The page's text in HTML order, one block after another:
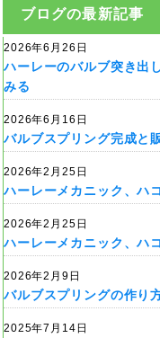
ブログの最新記事
2026年6月26日
ハーレーのバルブ突き出
みる
2026年6月16日
バルブスプリング完成と
2026年2月25日
ハーレーメカニック、ハ
2026年2月25日
ハーレーメカニック、ハ
2026年2月9日
バルブスプリングの作り
2025年7月14日